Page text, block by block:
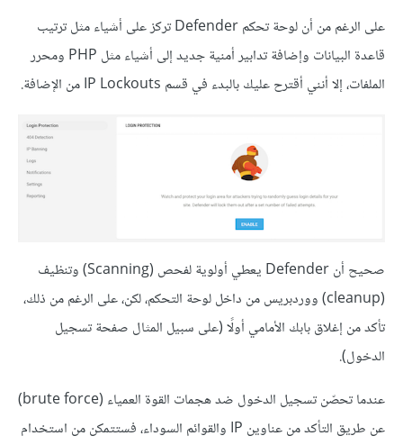
على الرغم من أن لوحة تحكم Defender تركز على أشياء مثل ترتيب
قاعدة البيانات وإضافة تدابير أمنية جديد إلى أشياء مثل PHP ومحرر
الملفات، إلا أنني أقترح عليك بالبدء في قسم IP Lockouts من الإضافة.
صحيح أن Defender يعطي أولوية لفحص (Scanning) وتنظيف
(cleanup) ووردبريس من داخل لوحة التحكم، لكن، على الرغم من ذلك،
تأكد من إغلاق بابك الأمامي أولًا (على سبيل المثال صفحة تسجيل
الدخول).
عندما تحصّن تسجيل الدخول ضد هجمات القوة العمياء (brute force)
عن طريق التأكد من عناوين IP والقوائم السوداء، فستتمكن من استخدام